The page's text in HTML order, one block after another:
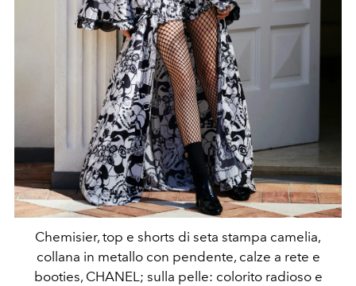
Chemisier, top e shorts di seta stampa camelia,
collana in metallo con pendente, calze a rete e
booties, CHANEL; sulla pelle: colorito radioso e